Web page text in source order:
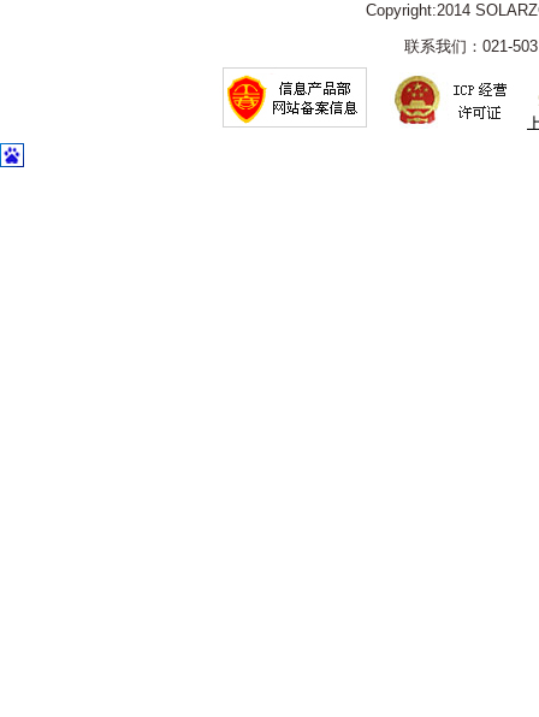
Copyright:2014
联系我们：021-